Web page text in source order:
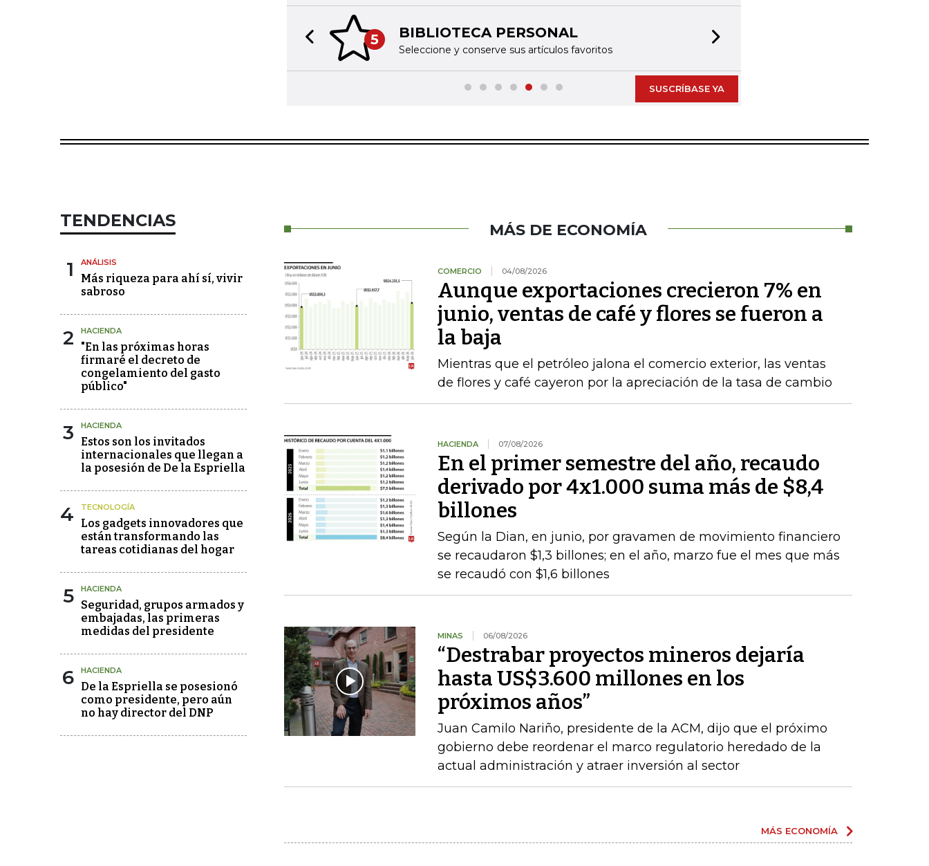
5 BIBLIOTECA PERSONAL
Seleccione y conserve sus artículos favoritos
Previous slide
SUSCRÍBASE YA
TENDENCIAS
1 ANÁLISIS
Más riqueza para ahí sí, vivir
sabroso
2 HACIENDA
"En las próximas horas
firmaré el decreto de
congelamiento del gasto
público"
3 HACIENDA
Estos son los invitados
internacionales que llegan a
la posesión de De la Espriella
4 TECNOLOGÍA
Los gadgets innovadores que
están transformando las
tareas cotidianas del hogar
5 HACIENDA
Seguridad, grupos armados y
embajadas, las primeras
medidas del presidente
6 HACIENDA
De la Espriella se posesionó
como presidente, pero aún
no hay director del DNP
MÁS DE ECONOMÍA
COMERCIO 04/08/2026
Aunque exportaciones crecieron 7% en
junio, ventas de café y flores se fueron a
la baja
Mientras que el petróleo jalona el comercio exterior, las ventas
de flores y café cayeron por la apreciación de la tasa de cambio
HACIENDA 07/08/2026
En el primer semestre del año, recaudo
derivado por 4x1.000 suma más de $8,4
billones
Según la Dian, en junio, por gravamen de movimiento financiero
se recaudaron $1,3 billones; en el año, marzo fue el mes que más
se recaudó con $1,6 billones
MINAS 06/08/2026
“Destrabar proyectos mineros dejaría
hasta US$3.600 millones en los
próximos años”
Juan Camilo Nariño, presidente de la ACM, dijo que el próximo
gobierno debe reordenar el marco regulatorio heredado de la
actual administración y atraer inversión al sector
MÁS ECONOMÍA